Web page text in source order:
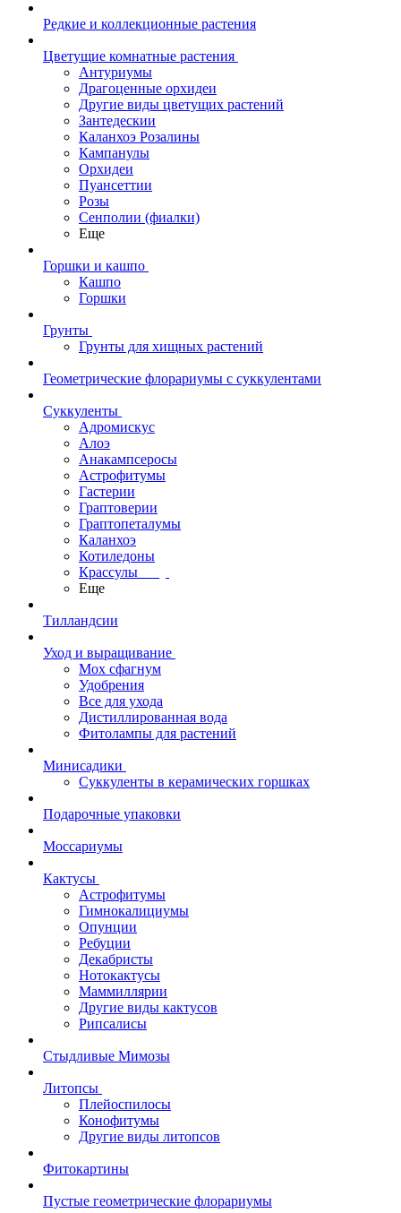
Редкие и коллекционные растения
Цветущие комнатные растения
Антуриумы
Драгоценные орхидеи
Другие виды цветущих растений
Зантедескии
Каланхоэ Розалины
Кампанулы
Орхидеи
Пуансеттии
Розы
Сенполии (фиалки)
Еще
Горшки и кашпо
Кашпо
Горшки
Грунты
Грунты для хищных растений
Геометрические флорариумы с суккулентами
Суккуленты
Адромискус
Алоэ
Анакампсеросы
Астрофитумы
Гастерии
Граптоверии
Граптопеталумы
Каланхоэ
Котиледоны
Крассулы
Еще
Тилландсии
Уход и выращивание
Мох сфагнум
Удобрения
Все для ухода
Дистиллированная вода
Фитолампы для растений
Минисадики
Суккуленты в керамических горшках
Подарочные упаковки
Моссариумы
Кактусы
Астрофитумы
Гимнокалициумы
Опунции
Ребуции
Декабристы
Нотокактусы
Маммиллярии
Другие виды кактусов
Рипсалисы
Стыдливые Мимозы
Литопсы
Плейоспилосы
Конофитумы
Другие виды литопсов
Фитокартины
Пустые геометрические флорариумы